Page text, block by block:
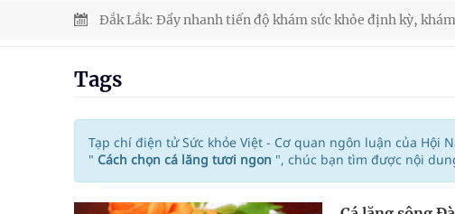
Đắk Lắk: Đẩy nhanh tiến độ khám sức khỏe định kỳ,
Nhiều lợi thế để nâng chất lượng y tế
Vương Thành Công: Khi việc học bắt đầu từ trải nghiệm
Tags
Tạp chí điện tử Sức khỏe Việt - Cơ quan ngôn luận của Hội
" Cách chọn cá lăng tươi ngon ", chúc bạn tìm được nội